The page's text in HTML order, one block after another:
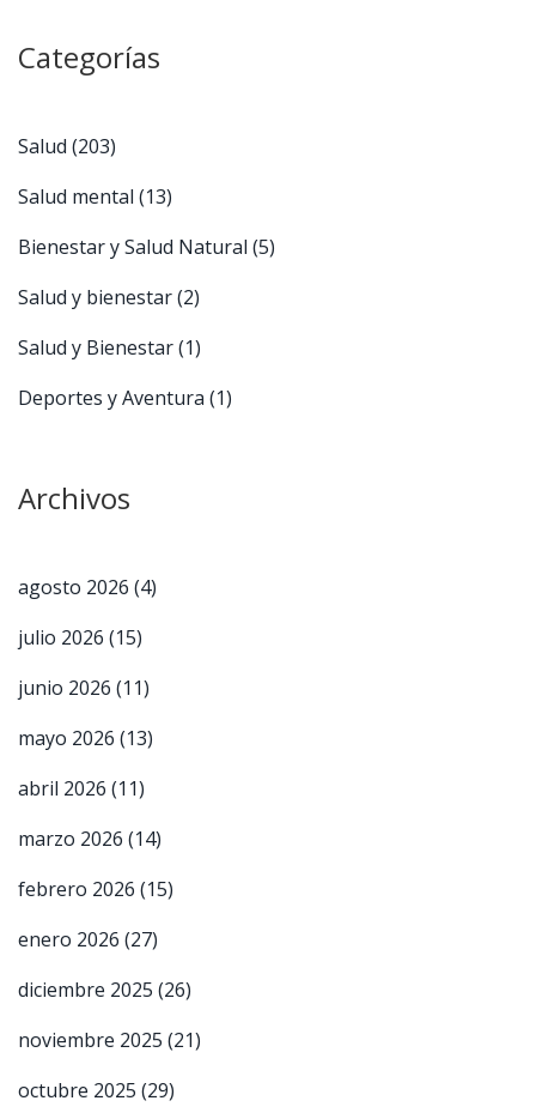
Categorías
Salud (203)
Salud mental (13)
Bienestar y Salud Natural (5)
Salud y bienestar(2)
Salud y Bienestar(1)
Deportes y Aventura (1)
Archivos
agosto 2026 (4)
julio 2026 (15)
junio 2026 (11)
mayo 2026 (13)
abril 2026 (11)
marzo 2026 (14)
febrero 2026 (15)
enero 2026 (27)
diciembre 2025 (26)
noviembre 2025 (21)
octubre 2025 (29)